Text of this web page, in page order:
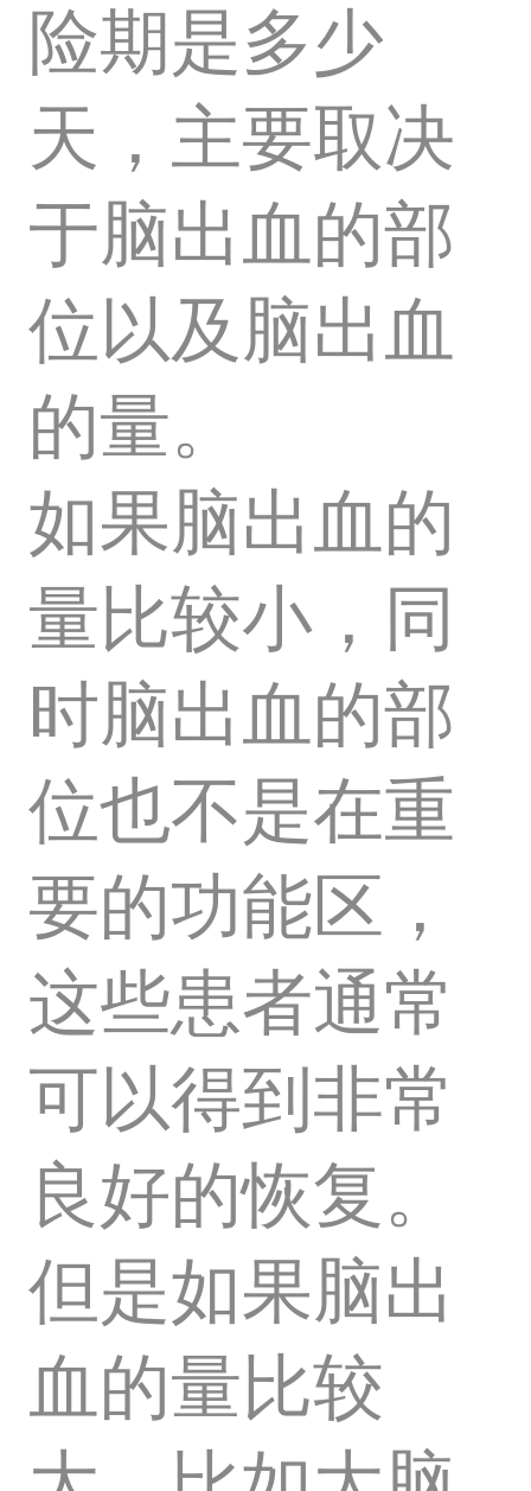
险期是多少
天，主要取决
于脑出血的部
位以及脑出血
的量。
如果脑出血的
量比较小，同
时脑出血的部
位也不是在重
要的功能区，
这些患者通常
可以得到非常
良好的恢复。
但是如果脑出
血的量比较